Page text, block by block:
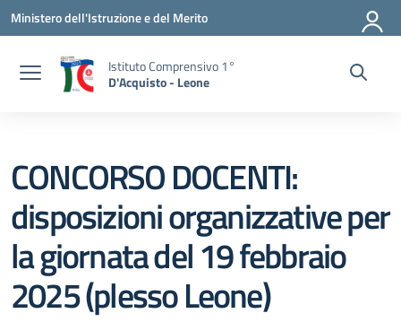
Vai ai contenuti
Vai al menu di navigazione
Vai al footer
Ministero dell'Istruzione e del Merito
Istituto Comprensivo 1°
D'Acquisto - Leone
CONCORSO DOCENTI:
disposizioni organizzative per
la giornata del 19 febbraio
2025 (plesso Leone)